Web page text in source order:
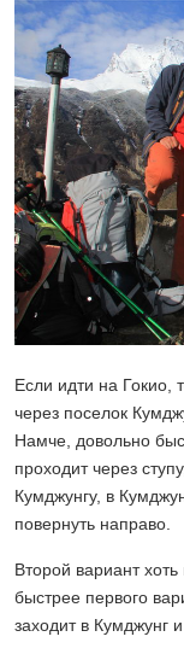
Если идти на Гокио,
через поселок
Намче, довольно
проходит через
Кумджунгу, в
повернуть направо.
Второй вариант
быстрее первого
заходит в Кумджунг